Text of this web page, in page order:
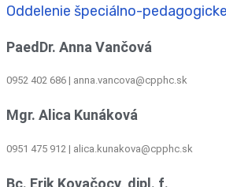
Oddelenie špeciálno-
PaedDr. Anna Vančová
0952 402 686 | anna.vancova@cpphc.sk
Mgr. Alica Kunáková
0951 475 912 | alica.kunakova@cpphc.sk
Bc. Erik Kovačocy, dipl. f.